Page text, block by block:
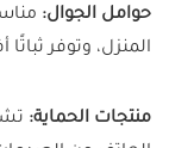
حوامل الجوال:
المنزل، وتوفر
منتجات الحماية: